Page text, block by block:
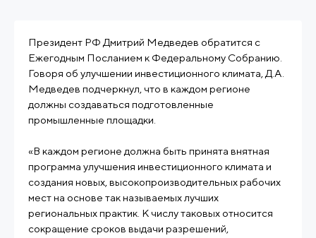
Президент РФ Дмитрий Медведев обратится с
Ежегодным Посланием к Федеральному Собранию.
Говоря об улучшении инвестиционного климата, Д.А.
Медведев подчеркнул, что в каждом регионе
должны создаваться подготовленные
промышленные площадки.
«В каждом регионе должна быть принята внятная
программа улучшения инвестиционного климата и
создания новых, высокопроизводительных рабочих
мест на основе так называемых лучших
региональных практик. К числу таковых относится
сокращение сроков выдачи разрешений,